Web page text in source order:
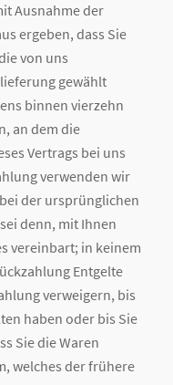
Ausnahme der
ergeben, dass Sie
von uns
gewählt
binnen vierzehn
an dem die
Vertrags bei uns
verwenden wir
der ursprünglichen
denn, mit Ihnen
vereinbart; in keinem
Entgelte
verweigern, bis
haben oder bis Sie
Sie die Waren
welches der frühere